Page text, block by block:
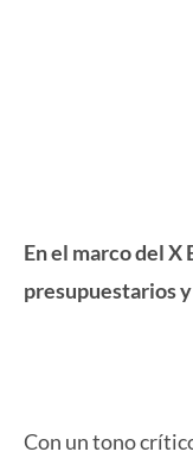
En el marco del
presupuestarios
Con un tono